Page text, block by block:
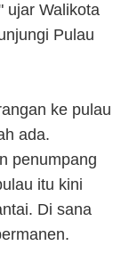
ujar Walikota
Pulau
ke pulau
ada.
penumpang
itu kini
Di sana